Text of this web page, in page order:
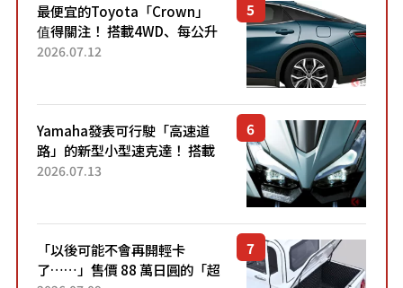
最便宜的Toyota「Crown」
值得關注！ 搭載4WD、每公升
22.4公里低油耗表現超亮眼！
2026.07.12
Yamaha發表可行駛「高速道
路」的新型小型速克達！ 搭載
能享受超強勁「渦輪感」的動
2026.07.13
「以後可能不會再開輕卡
了……」售價 88 萬日圓的「超